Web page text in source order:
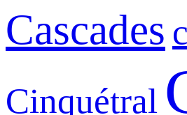
Cascades
Cinquétral